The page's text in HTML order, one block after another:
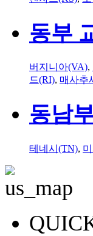
동부
버지니아(VA),
드(RI), 매사추
동남
테네시(TN),